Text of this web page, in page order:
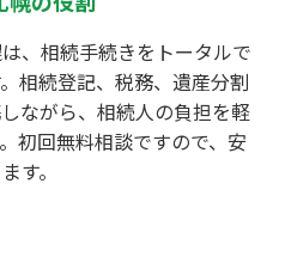
、相続手続きをトータルで
相続登記、税務、遺産分割
ながら、相続人の負担を軽
初回無料相談ですので、安
す。